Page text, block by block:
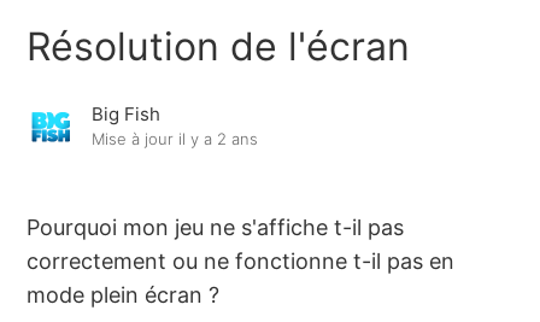
Désinstaller / Réinstaller un jeu
Activer JavaScript dans mon navigateur Internet
Résolution de l'écran
Mises à jour de jeux disponibles dans le Game
Résolution de l'écran
Big Fish
Mise à jour il y a 2 ans
Pourquoi mon jeu ne s'affiche t-il pas
correctement ou ne fonctionne t-il pas en
mode plein écran ?